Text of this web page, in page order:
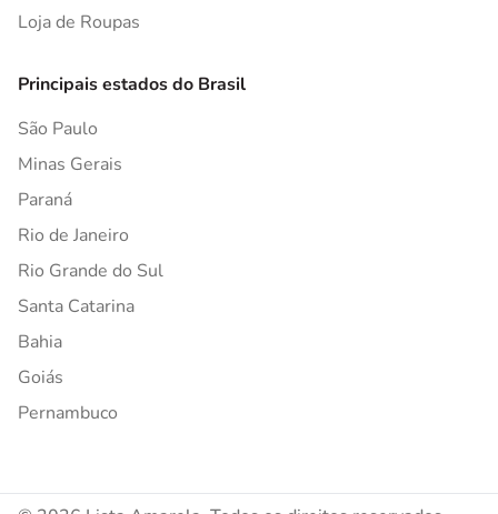
Loja de Roupas
Principais estados do Brasil
São Paulo
Minas Gerais
Paraná
Rio de Janeiro
Rio Grande do Sul
Santa Catarina
Bahia
Goiás
Pernambuco